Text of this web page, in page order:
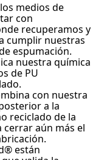
medios de
con
recuperamos y
cumplir nuestras
espumación.
nuestra química
de PU
con nuestra
a la
reciclado de la
cerrar aún más el
están